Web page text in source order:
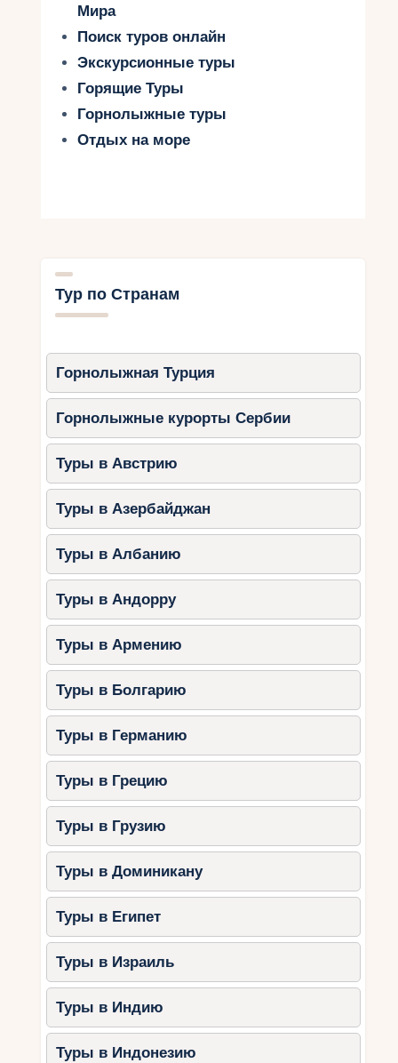
Мира
Поиск туров онлайн
Экскурсионные туры
Горящие Туры
Горнолыжные туры
Отдых на море
Тур по Странам
Горнолыжная Турция
Горнолыжные курорты Сербии
Туры в Австрию
Туры в Азербайджан
Туры в Албанию
Туры в Андорру
Туры в Армению
Туры в Болгарию
Туры в Германию
Туры в Грецию
Туры в Грузию
Туры в Доминикану
Туры в Египет
Туры в Израиль
Туры в Индию
Туры в Индонезию